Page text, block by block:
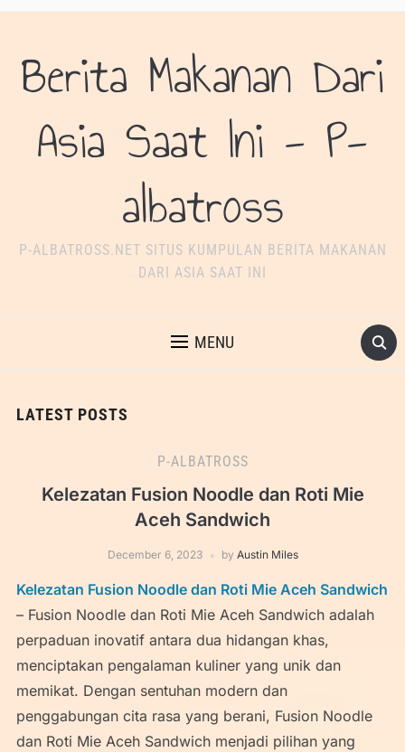
Berita Makanan Dari
Asia Saat Ini - P-
albatross
P-ALBATROSS.NET SITUS KUMPULAN BERITA MAKANAN
DARI ASIA SAAT INI
MENU
LATEST POSTS
P-ALBATROSS
Kelezatan Fusion Noodle dan Roti Mie
Aceh Sandwich
December 6, 2023 by Austin Miles
Kelezatan Fusion Noodle dan Roti Mie Aceh Sandwich
– Fusion Noodle dan Roti Mie Aceh Sandwich adalah
perpaduan inovatif antara dua hidangan khas,
menciptakan pengalaman kuliner yang unik dan
memikat. Dengan sentuhan modern dan
penggabungan cita rasa yang berani, Fusion Noodle
dan Roti Mie Aceh Sandwich menjadi pilihan yang